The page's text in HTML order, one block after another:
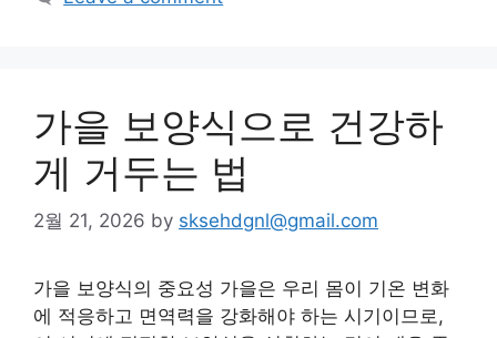
가을 보양식으로 건강하
게 거두는 법
2월 21, 2026 by sksehdgnl@gmail.com
가을 보양식의 중요성 가을은 우리 몸이 기온 변화
에 적응하고 면역력을 강화해야 하는 시기이므로,